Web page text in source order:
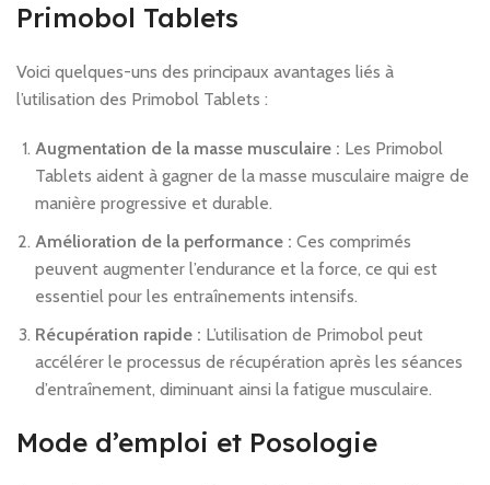
Primobol Tablets
Voici quelques-uns des principaux avantages liés à
l’utilisation des Primobol Tablets :
Augmentation de la masse musculaire : Les Primobol
Tablets aident à gagner de la masse musculaire maigre de
manière progressive et durable.
Amélioration de la performance : Ces comprimés
peuvent augmenter l’endurance et la force, ce qui est
essentiel pour les entraînements intensifs.
Récupération rapide : L’utilisation de Primobol peut
accélérer le processus de récupération après les séances
d’entraînement, diminuant ainsi la fatigue musculaire.
Mode d’emploi et Posologie